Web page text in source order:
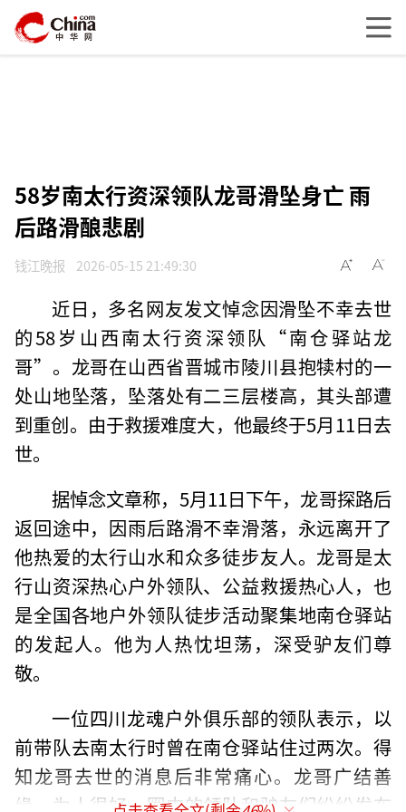
58岁南太行资深领队龙哥滑坠身亡 雨
后路滑酿悲剧
钱江晚报 2026-05-15 21:49:30
近日，多名网友发文悼念因滑坠不幸去世
的58岁山西南太行资深领队“南仓驿站龙
哥”。龙哥在山西省晋城市陵川县抱犊村的一
处山地坠落，坠落处有二三层楼高，其头部遭
到重创。由于救援难度大，他最终于5月11日去
世。
据悼念文章称，5月11日下午，龙哥探路后
返回途中，因雨后路滑不幸滑落，永远离开了
他热爱的太行山水和众多徒步友人。龙哥是太
行山资深热心户外领队、公益救援热心人，也
是全国各地户外领队徒步活动聚集地南仓驿站
的发起人。他为人热忱坦荡，深受驴友们尊
敬。
一位四川龙魂户外俱乐部的领队表示，以
前带队去南太行时曾在南仓驿站住过两次。得
知龙哥去世的消息后非常痛心。龙哥广结善
缘，为人很好，圈内的领队和驴友们纷纷发布